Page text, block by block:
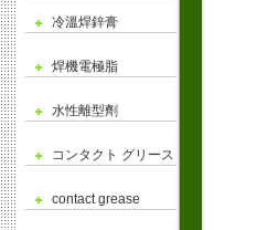
冷溫焊鋅膏
焊機電極脂
水性離型劑
コンタクト グリース
contact grease